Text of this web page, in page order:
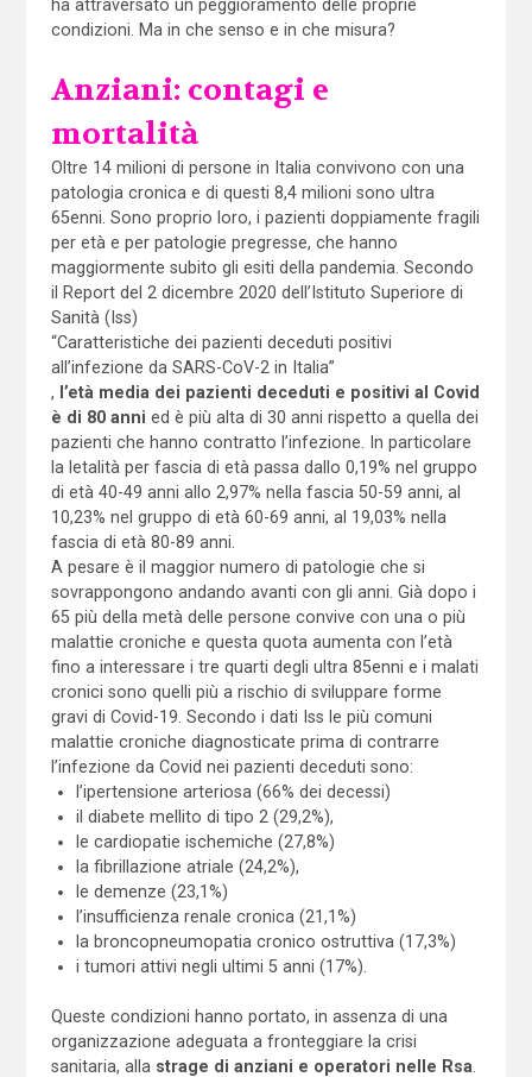
ha attraversato un peggioramento delle proprie
condizioni. Ma in che senso e in che misura?
Anziani: contagi e
mortalità
Oltre 14 milioni di persone in Italia convivono con una
patologia cronica e di questi 8,4 milioni sono ultra
65enni. Sono proprio loro, i pazienti doppiamente fragili
per età e per patologie pregresse, che hanno
maggiormente subito gli esiti della pandemia. Secondo
il Report del 2 dicembre 2020 dell’Istituto Superiore di
Sanità (Iss)
“Caratteristiche dei pazienti deceduti positivi
all’infezione da SARS-CoV-2 in Italia”
, l’età media dei pazienti deceduti e positivi al Covid
è di 80 anni ed è più alta di 30 anni rispetto a quella dei
pazienti che hanno contratto l’infezione. In particolare
la letalità per fascia di età passa dallo 0,19% nel gruppo
di età 40-49 anni allo 2,97% nella fascia 50-59 anni, al
10,23% nel gruppo di età 60-69 anni, al 19,03% nella
fascia di età 80-89 anni.
A pesare è il maggior numero di patologie che si
sovrappongono andando avanti con gli anni. Già dopo i
65 più della metà delle persone convive con una o più
malattie croniche e questa quota aumenta con l’età
fino a interessare i tre quarti degli ultra 85enni e i malati
cronici sono quelli più a rischio di sviluppare forme
gravi di Covid-19. Secondo i dati Iss le più comuni
malattie croniche diagnosticate prima di contrarre
l’infezione da Covid nei pazienti deceduti sono:
l’ipertensione arteriosa (66% dei decessi)
il diabete mellito di tipo 2 (29,2%),
le cardiopatie ischemiche (27,8%)
la fibrillazione atriale (24,2%),
le demenze (23,1%)
l’insufficienza renale cronica (21,1%)
la broncopneumopatia cronico ostruttiva (17,3%)
i tumori attivi negli ultimi 5 anni (17%).
Queste condizioni hanno portato, in assenza di una
organizzazione adeguata a fronteggiare la crisi
sanitaria, alla strage di anziani e operatori nelle Rsa